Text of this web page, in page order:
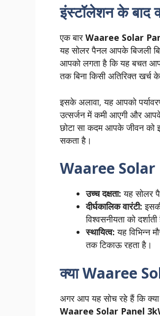
इंस्टॉलेशन के बाद
एक बार Waaree Solar
यह सोलर पैनल आपके बिजली
आपको लगता है कि यह बचत
तक बिना किसी अतिरिक्त खर्च
इसके अलावा, यह आपको
उत्सर्जन में कमी आएगी और
छोटा सा कदम आपके जीवन को
सकता है।
Waaree Solar
उच्च दक्षता: यह सोलर
दीर्घकालिक वारंटी:
विश्वसनीयता को
स्थायित्व: यह विभिन्न
तक टिकाऊ रहता है।
क्या Waaree
अगर आप यह सोच रहे हैं कि
Waaree Solar Panel